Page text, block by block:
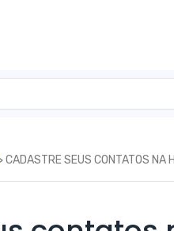
CADASTRE SEUS CONTATOS NA